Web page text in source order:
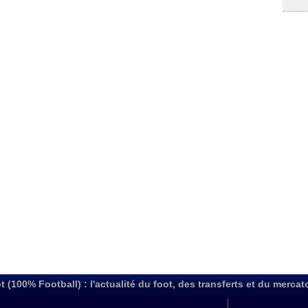
(100% Football) : l'actualité du foot, des transferts et du